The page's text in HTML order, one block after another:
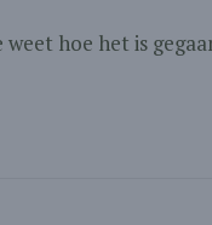
hoe het is